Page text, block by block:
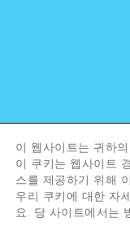
이 웹사이트는 귀하
이 쿠키는 웹사이트
스를 제공하기 위해
우리 쿠키에 대한 자
요. 당 사이트에서는